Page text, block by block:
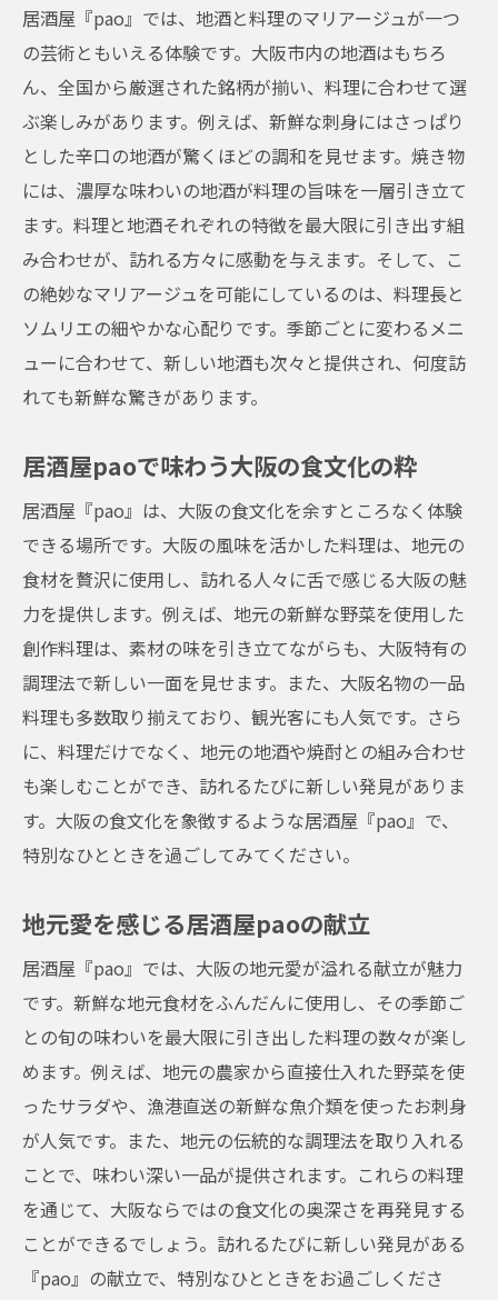
居酒屋『pao』では、地酒と料理のマリアージュが一つ
の芸術ともいえる体験です。大阪市内の地酒はもちろ
ん、全国から厳選された銘柄が揃い、料理に合わせて選
ぶ楽しみがあります。例えば、新鮮な刺身にはさっぱり
とした辛口の地酒が驚くほどの調和を見せます。焼き物
には、濃厚な味わいの地酒が料理の旨味を一層引き立て
ます。料理と地酒それぞれの特徴を最大限に引き出す組
み合わせが、訪れる方々に感動を与えます。そして、こ
の絶妙なマリアージュを可能にしているのは、料理長と
ソムリエの細やかな心配りです。季節ごとに変わるメニ
ューに合わせて、新しい地酒も次々と提供され、何度訪
れても新鮮な驚きがあります。
居酒屋paoで味わう大阪の食文化の粋
居酒屋『pao』は、大阪の食文化を余すところなく体験
できる場所です。大阪の風味を活かした料理は、地元の
食材を贅沢に使用し、訪れる人々に舌で感じる大阪の魅
力を提供します。例えば、地元の新鮮な野菜を使用した
創作料理は、素材の味を引き立てながらも、大阪特有の
調理法で新しい一面を見せます。また、大阪名物の一品
料理も多数取り揃えており、観光客にも人気です。さら
に、料理だけでなく、地元の地酒や焼酎との組み合わせ
も楽しむことができ、訪れるたびに新しい発見がありま
す。大阪の食文化を象徴するような居酒屋『pao』で、
特別なひとときを過ごしてみてください。
地元愛を感じる居酒屋paoの献立
居酒屋『pao』では、大阪の地元愛が溢れる献立が魅力
です。新鮮な地元食材をふんだんに使用し、その季節ご
との旬の味わいを最大限に引き出した料理の数々が楽し
めます。例えば、地元の農家から直接仕入れた野菜を使
ったサラダや、漁港直送の新鮮な魚介類を使ったお刺身
が人気です。また、地元の伝統的な調理法を取り入れる
ことで、味わい深い一品が提供されます。これらの料理
を通じて、大阪ならではの食文化の奥深さを再発見する
ことができるでしょう。訪れるたびに新しい発見がある
『pao』の献立で、特別なひとときをお過ごしくださ